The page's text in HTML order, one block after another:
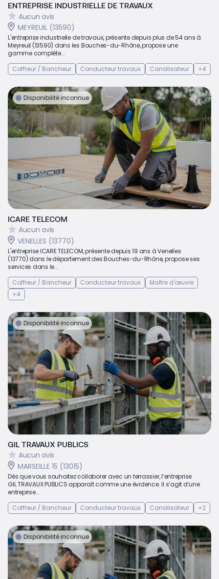
ENTREPRISE INDUSTRIELLE DE TRAVAUX
Aucun avis
MEYREUIL (13590)
L'entreprise industrielle de travaux, présente depuis plus de 54 ans à
Meyreuil (13590) dans les Bouches-du-Rhône, propose une
gamme complète...
Coffreur / Bancheur
Conducteur travaux Canalisateur +4
Disponibilité inconnue
ICARE TELECOM
Aucun avis
VENELLES (13770)
L'entreprise ICARE TELECOM, présente depuis 19 ans à Venelles
(13770) dans le département des Bouches-du-Rhône, propose ses
services dans le...
Coffreur / Bancheur
Conducteur travaux
Maître d'œuvre
+4
Disponibilité inconnue
GIL TRAVAUX PUBLICS
Aucun avis
MARSEILLE 15 (13015)
Dès que vous souhaitez collaborer avec un terrassier, l’entreprise
GIL TRAVAUX PUBLICS apparaît comme une évidence. Il s’agit d’une
entreprise...
Coffreur / Bancheur
Conducteur travaux Canalisateur +2
Disponibilité inconnue